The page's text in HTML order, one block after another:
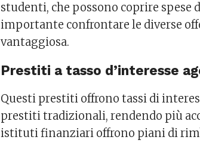
studenti, che possono coprire spese
importante confrontare le diverse
vantaggiosa.
Prestiti a tasso d’interesse
Questi prestiti offrono tassi di
prestiti tradizionali, rendendo più
istituti finanziari offrono piani di